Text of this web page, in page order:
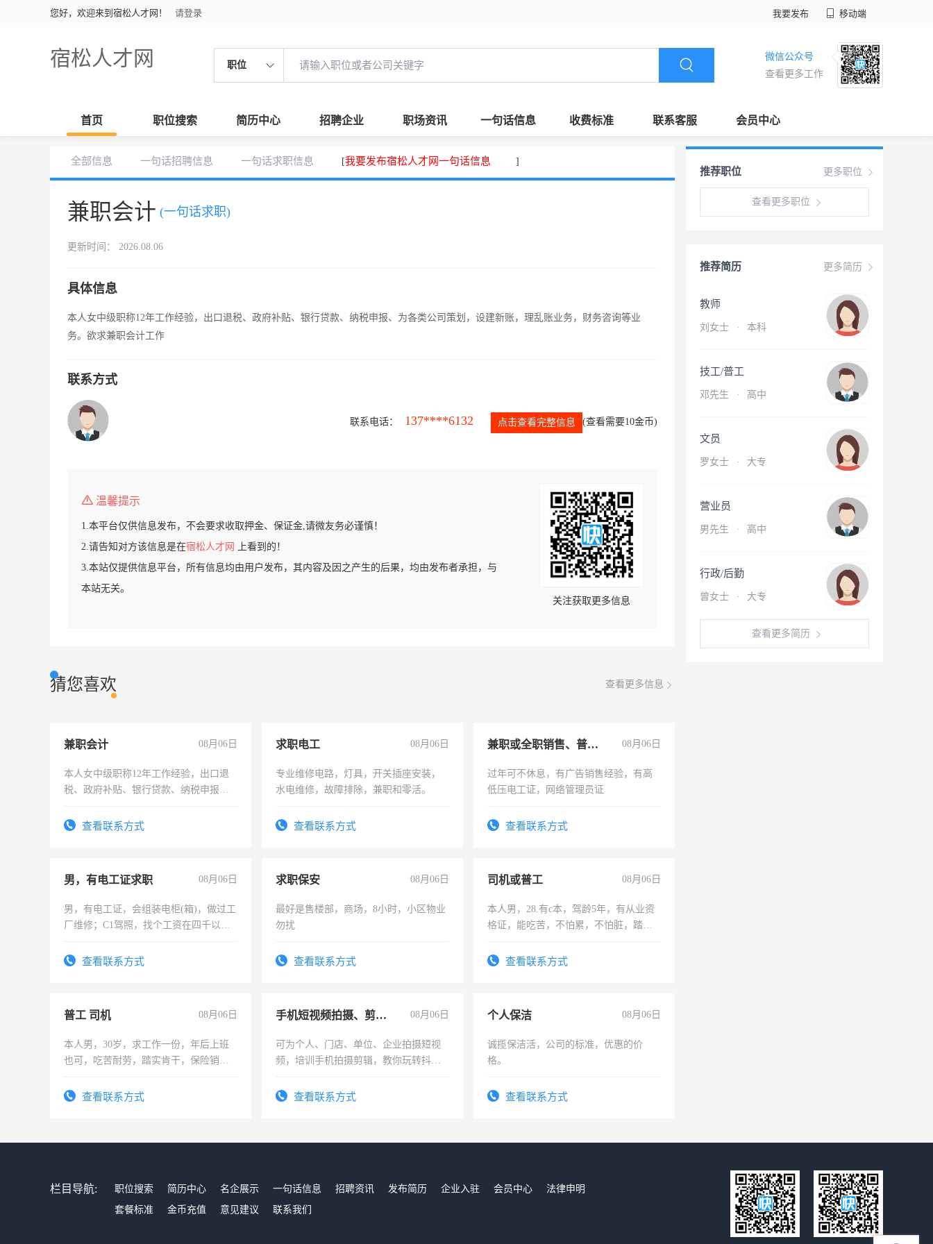
您好，欢迎来到宿松人才网！ 请登录 我要发布 移动端
宿松人才网 职位
微信公众号
查看更多工作
首页 职位搜索 简历中心 招聘企业 职场资讯 一句话信息 收费标准 联系客服 会员中心
全部信息 一句话招聘信息 一句话求职信息 [我要发布宿松人才网一句话信息 ]
兼职会计 (一句话求职)
更新时间： 2026.08.06
具体信息
本人女中级职称12年工作经验，出口退税、政府补贴、银行贷款、纳税申报、为各类公司策划，设建新账，理乱账业务，财务咨询等业
务。欲求兼职会计工作
联系方式
联系电话： 137****6132 点击查看完整信息 (查看需要10金币)
温馨提示
1.本平台仅供信息发布，不会要求收取押金、保证金,请微友务必谨慎！
2.请告知对方该信息是在宿松人才网
上看到的！
3.本站仅提供信息平台，所有信息均由用户发布，其内容及因之产生的后果，均由发布者承担，与
本站无关。
关注获取更多信息
猜您喜欢 查看更多信息
兼职会计 08月06日
本人女中级职称12年工作经验，出口退
税、政府补贴、银行贷款、纳税申报、
务，财务咨询等业务。欲求兼职会计工
查看联系方式
求职电工 08月06日
专业维修电路，灯具，开关插座安装，
水电维修，故障排除，兼职和零活。
查看联系方式
兼职或全职销售、普工、维修 08月06日
过年可不休息，有广告销售经验，有高
低压电工证，网络管理员证
查看联系方式
男，有电工证求职 08月06日
男，有电工证，会组装电柜(箱)，做过工
厂维修；C1驾照，找个工资在四千以
电话查看联系方式
求职保安 08月06日
最好是售楼部，商场，8小时，小区物业
勿扰
查看联系方式
司机或普工 08月06日
本人男，28.有c本，驾龄5年，有从业资
格证，能吃苦，不怕累，不怕脏，踏
查看联系方式
普工 司机 08月06日
本人男，30岁，求工作一份，年后上班
也可，吃苦耐劳，踏实肯干，保险销售
查看联系方式
手机短视频拍摄、剪辑、抖音快手 08月06日
可为个人、门店、单位、企业拍摄短视
频，培训手机拍摄剪辑，教你玩转抖音
频，培训手机拍摄剪辑，教你玩转抖
查看联系方式
个人保洁 08月06日
诚揽保洁活，公司的标准，优惠的价
格。
查看联系方式
更多职位
推荐职位
查看更多职位
更多简历
推荐简历
教师
刘女士 · 本科
技工/普工
邓先生 · 高中
文员
罗女士 · 大专
营业员
男先生 · 高中
行政/后勤
曾女士 · 大专
查看更多简历
栏目导航: 职位搜索 简历中心 名企展示 一句话信息 招聘资讯 发布简历 企业入驻 会员中心
法律申明
套餐标准
金币充值 意见建议 联系我们